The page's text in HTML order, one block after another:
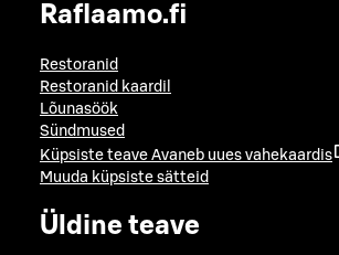
Raflaamo.fi
Restoranid
Restoranid kaardil
Lõunasöök
Sündmused
Küpsiste teave Avaneb uues vahekaardis
Muuda küpsiste sätteid
Üldine teave